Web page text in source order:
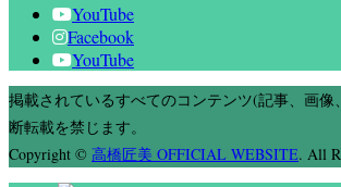
YouTube
Facebook
YouTube
掲載されているすべてのコンテンツ(記事、画像
断転載を禁じます。
Copyright © 高橋匠美 OFFICIAL WEBSITE. All